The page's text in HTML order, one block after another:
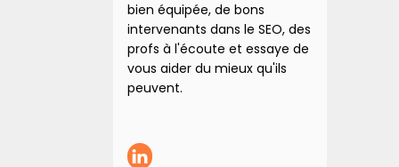
bien équipée, de bons
intervenants dans le SEO, des
profs à l'écoute et essaye de
vous aider du mieux qu'ils
peuvent.